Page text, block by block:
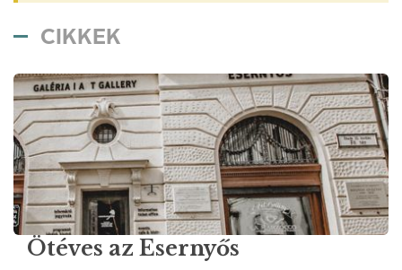
CIKKEK
Ötéves az Esernyős